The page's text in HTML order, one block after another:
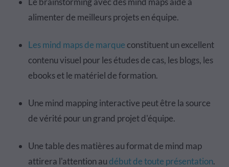
alimenter de meilleurs projets en équipe.
Les mind maps de marque constituent un excellent
contenu visuel pour les études de cas, les blogs, les
ebooks et le matériel de formation.
Une mind mapping interactive peut être la source
de vérité pour un grand projet d'équipe.
Une table des matières au format de mind map
attirera l'attention audébut de toute présentation.